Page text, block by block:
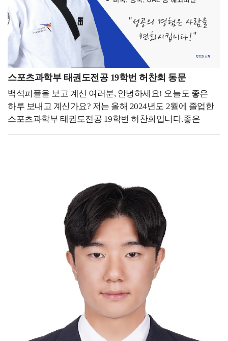
프로젝트도 수행하며, 단순한 청소가 아닌 공간 컨디션을
관리하는 서비스로 차별화를 두고 있습니다. 이 과정에서
브랜드 정체성을 구축하는 것이 무엇보다 중요했습니다.
디자인적 사고가 비즈니스에서도 강력한 무기가 될 수
있다는 것을 몸소 실감하기 때문에 산업디자인과에서 배운
경험을 살려, 단순한 청소업이 아니라 고객들에게
신뢰감을 줄 수 있도록 브랜드 로고, 웹사이트, SNS 콘텐츠,
마케팅 전략까지 직접 기획하고 실행했습니다. 그렇게
고객과의 신뢰 형성, 차별화된 서비스 포지셔닝에
집중하며 하나의 브랜드로 성장시키기 위해 노력하고
있습니다. - 후배들에게 하고 싶은 말을 자유롭게 써주세요.
중요하지만, 학생 때 할 수 있는 것들을 더 즐겼으면
어땠을까 하는 생각도 드는 것 같습니다. 배운 것은
사라지지 않기 때문에, 어떻게 활용할지는 스스로
결정해야 할 것입니다. 여러분이 지금 배우는 것들이
당장은 특정 분야에만 적용될 것처럼 보일 수도 있겠지만,
시간이 지나면 예상치 못한 곳에서 강력한 무기가 될 수
있는 것 같습니다. 그러니 지금의 과정에 최선을 다하고,
기회가 왔을 때 적극적으로 도전해 보시는 것도
스포츠과학부 태권도전공 19학번 허찬회 동문
백석피플을 보고 계신 여러분, 안녕하세요! 오늘도 좋은
하루 보내고 계신가요? 저는 올해 2024년도 2월에 졸업한
스포츠과학부 태권도전공 19학번 허찬회입니다.좋은
잠시 일을 하고 있고, 내년 9월 영국에 위치한
Loughborough University에 스포츠 매니지먼트
석사과정으로 입학할 예정입니다. 올해 태권도전공
친구들과 함께 대한체육회 스포츠마케팅 서포터즈
(스마터즈) 활동을 하면서 이 분야에 대한 한국의 많은
스포츠 협회(기관)들의 인식 및 경영적 부족함을 느꼈고,
스포츠 매니지먼트를 공부해보고 싶어 대학원 진학을
선택하게 되었습니다. 대학 선택에 있어서는 올해 국내
대학원을 준비했지만 개인적인 실수로 지원을 하지 못하게
되면서 어릴 적부터 금전적인 문제와 영어 공포로
포기해왔던 유학에 대한 꿈을 다시금 꺼낼 수 있었습니다.
그렇게 대학을 찾던 중 스포츠 분야 세계 1위(QS ranking)
대학인 Loughborough University을 알게 되어 진학할 수